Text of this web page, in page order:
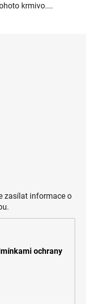
krmivo....
zasílat informace o
ochrany